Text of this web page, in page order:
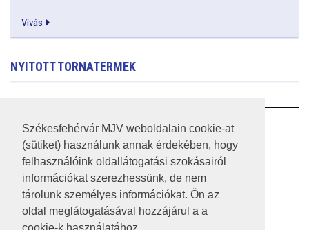
Székesfehérvár MJV weboldalain cookie-at
(sütiket) használunk annak érdekében, hogy
felhasználóink oldallátogatási szokásairól
információkat szerezhessünk, de nem
tárolunk személyes információkat. Ön az
oldal meglátogatásával hozzájárul a a
Vívás
NYITOTT TORNATERMEK
RSS
A HONLAP 2017.03.31-I ÁLLAPOTA
JOGI NYILATKOZAT
IMPRESSZUM